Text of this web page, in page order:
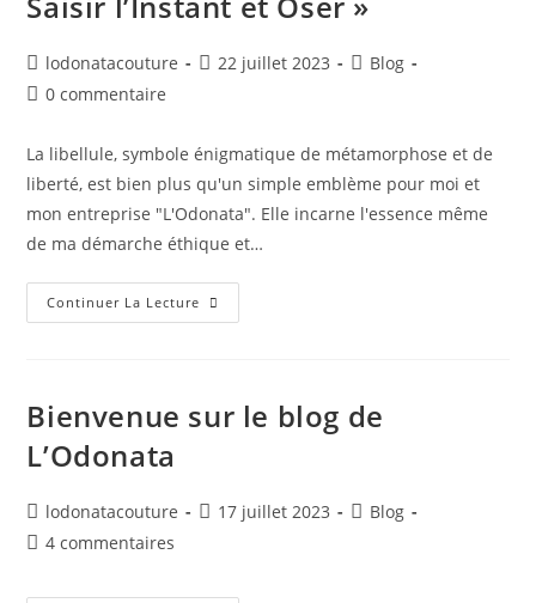
lodonatacouture 22 juillet 2023
Blog
0 commentaire
La libellule, symbole énigmatique de métamorphose et de
liberté, est bien plus qu'un simple emblème pour moi et
mon entreprise "L'Odonata". Elle incarne l'essence même
de ma démarche éthique et…
Continuer La Lecture
Bienvenue sur le blog de
L’Odonata
lodonatacouture 17 juillet 2023
Blog
4 commentaires